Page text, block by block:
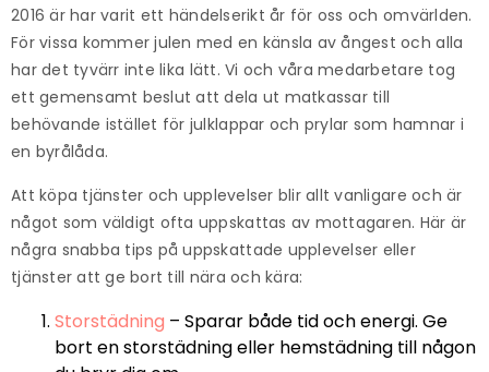
2016 är har varit ett händelserikt år för oss och omvärlden.
För vissa kommer julen med en känsla av ångest och alla
har det tyvärr inte lika lätt. Vi och våra medarbetare tog
ett gemensamt beslut att dela ut matkassar till
behövande istället för julklappar och prylar som hamnar i
en byrålåda.
Att köpa tjänster och upplevelser blir allt vanligare och är
något som väldigt ofta uppskattas av mottagaren. Här är
några snabba tips på uppskattade upplevelser eller
tjänster att ge bort till nära och kära:
Storstädning – Sparar både tid och energi. Ge
bort en storstädning eller hemstädning till någon